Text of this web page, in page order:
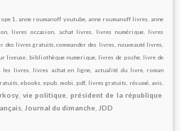
1,anne roumanoff youtube, anne roumanoff livres,anne
, livres occasion, achat livres, livres numérique, livres
des livres gratuits,commander des livres, nouveauté livres,
liseuse, bibliothèque numerique,livres de poche, livre de
les livres,livres achat en ligne, actualité du livre, roman
, ebooks, epub, mobi, pdf, livres gratuits, résumé,avis,
, vie politique, président de la république
,Journal du dimanche,JDD